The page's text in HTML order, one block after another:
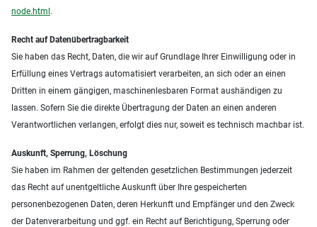
node.html.
Recht auf Datenübertragbarkeit
Sie haben das Recht, Daten, die wir auf Grundlage Ihrer Einwilligung oder in
Erfüllung eines Vertrags automatisiert verarbeiten, an sich oder an einen
Dritten in einem gängigen, maschinenlesbaren Format aushändigen zu
lassen. Sofern Sie die direkte Übertragung der Daten an einen anderen
Verantwortlichen verlangen, erfolgt dies nur, soweit es technisch machbar ist.
Auskunft, Sperrung, Löschung
Sie haben im Rahmen der geltenden gesetzlichen Bestimmungen jederzeit
das Recht auf unentgeltliche Auskunft über Ihre gespeicherten
personenbezogenen Daten, deren Herkunft und Empfänger und den Zweck
der Datenverarbeitung und ggf. ein Recht auf Berichtigung, Sperrung oder